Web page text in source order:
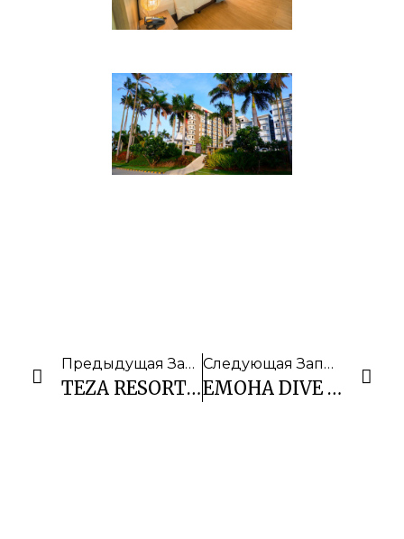
Предыдущая Запись
TEZA RESORT (BANTAYAN)
Следующая Запись
EMOHA DIVE RESORT